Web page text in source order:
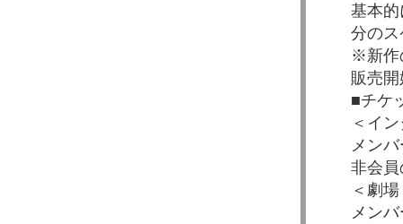
基本
分の
※新作
販売
■チケ
＜イ
メン
非会
＜劇
メン